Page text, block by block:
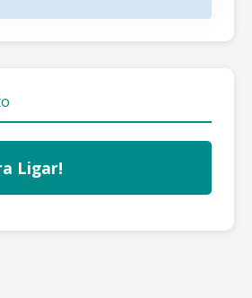
Ligar!